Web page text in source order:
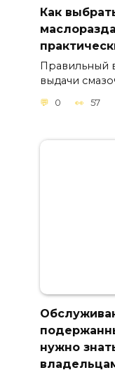
Как
Правильный
выдачи
0 57
нужно